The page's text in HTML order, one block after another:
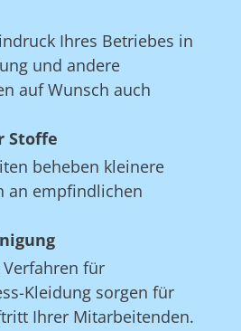
Ihres Betriebes in
und andere
auf Wunsch auch
Stoffe
beheben kleinere
an empfindlichen
für
Kleidung sorgen für
Ihrer Mitarbeitenden.